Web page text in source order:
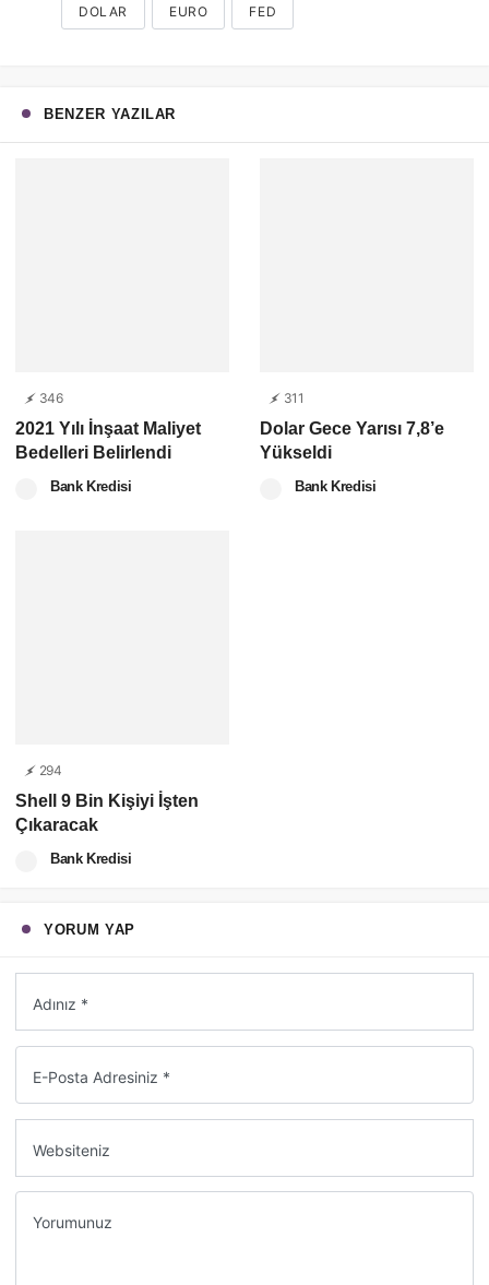
DOLAR EURO FED
BENZER YAZILAR
346
2021 Yılı İnşaat Maliyet
Bedelleri Belirlendi
Bank Kredisi
311
Dolar Gece Yarısı 7,8’e
Yükseldi
Bank Kredisi
294
Shell 9 Bin Kişiyi İşten
Çıkaracak
Bank Kredisi
YORUM YAP
Adınız *
E-Posta Adresiniz *
Websiteniz
Yorumunuz